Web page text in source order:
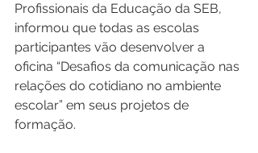
Profissionais da Educação da SEB,
informou que todas as escolas
participantes vão desenvolver a
oficina “Desafios da comunicação nas
relações do cotidiano no ambiente
escolar” em seus projetos de
formação.